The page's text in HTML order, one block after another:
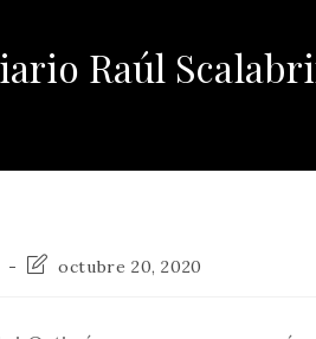
Raúl
Última
l'entrada:
octubre 20, 2020